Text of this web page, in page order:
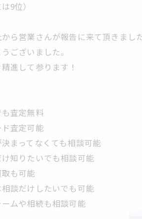
9位）
ら営業さんが報告に来て頂きまし
ございました。
進して参ります！
査定無料
査定可能
まってなくても相談可能
知りたいでも相談可能
も可能
談だけしたいでも可能
ムや相続も相談可能